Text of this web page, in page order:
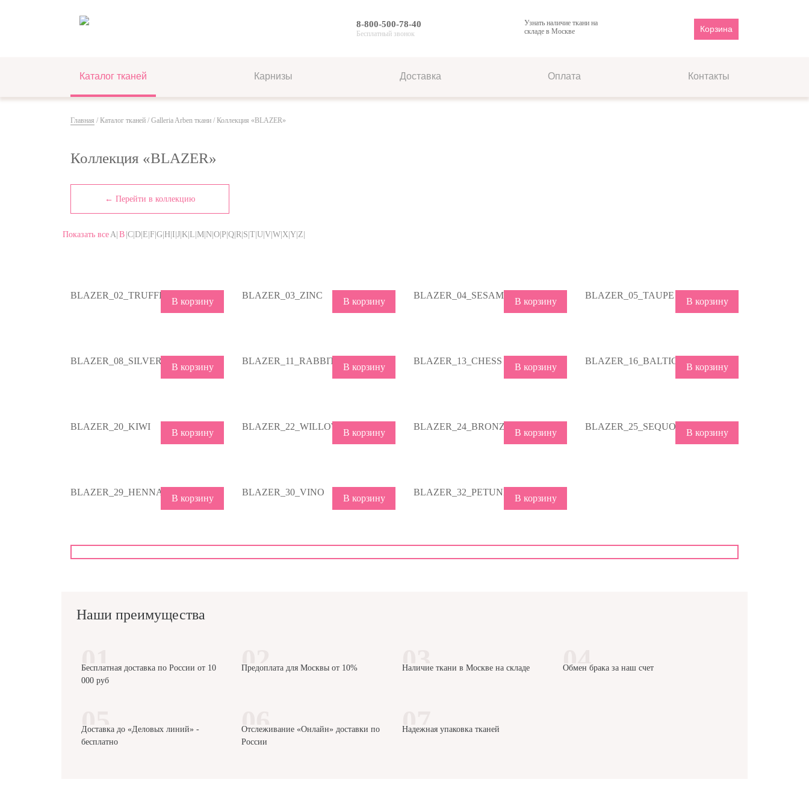
8-800-500-78-40
Бесплатный звонок
Узнать наличие ткани на
складе в Москве
Корзина
Каталог тканей Карнизы Доставка Оплата Контакты
Главная / Каталог тканей / Galleria Arben ткани / Коллекция «BLAZER»
Коллекция «BLAZER»
← Перейти в коллекцию
Показать всеA| B |C|D|E|F|G|H|I|J|K|L|M|N|O|P|Q|R|S|T|U|V|W|X|Y|Z|
BLAZER_02_TRUFFLE
В корзину
BLAZER_03_ZINC
В корзину
BLAZER_04_SESAME
В корзину
BLAZER_05_TAUPE
В корзину
BLAZER_08_SILVER
В корзину
BLAZER_11_RABBIT
В корзину
BLAZER_13_CHESS
В корзину
BLAZER_16_BALTIC
В корзину
BLAZER_20_KIWI
В корзину
BLAZER_22_WILLOW
В корзину
BLAZER_24_BRONZE
В корзину
BLAZER_25_SEQUOIA
В корзину
BLAZER_29_HENNA
В корзину
BLAZER_30_VINO
В корзину
BLAZER_32_PETUNIA
В корзину
Наши преимущества
Бесплатная доставка по России от 10
000 руб
Предоплата для Москвы от 10% Наличие ткани в Москве на складе Обмен брака за наш счет
Доставка до «Деловых линий» -
бесплатно
Отслеживание «Онлайн» доставки по
России
Надежная упаковка тканей